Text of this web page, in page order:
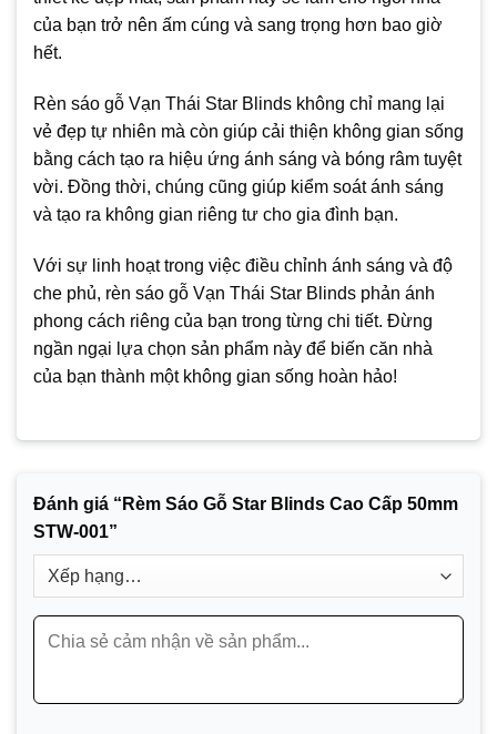
của bạn trở nên ấm cúng và sang trọng hơn bao giờ
hết.
Rèn sáo gỗ Vạn Thái Star Blinds không chỉ mang lại
vẻ đẹp tự nhiên mà còn giúp cải thiện không gian sống
bằng cách tạo ra hiệu ứng ánh sáng và bóng râm tuyệt
vời. Đồng thời, chúng cũng giúp kiểm soát ánh sáng
và tạo ra không gian riêng tư cho gia đình bạn.
Với sự linh hoạt trong việc điều chỉnh ánh sáng và độ
che phủ, rèn sáo gỗ Vạn Thái Star Blinds phản ánh
phong cách riêng của bạn trong từng chi tiết. Đừng
ngần ngại lựa chọn sản phẩm này để biến căn nhà
của bạn thành một không gian sống hoàn hảo!
Đánh giá “Rèm Sáo Gỗ Star Blinds Cao Cấp 50mm
STW-001”